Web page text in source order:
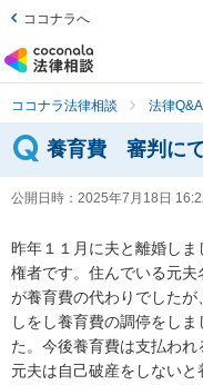
ココナラへ
ココナラ法律相談 法律Q&A
養育費 審判に
公開日時： 2025年7月18日
昨年１１月に夫と離婚し
権者です。住んでいる元
が養育費の代わりでした
しをし養育費の調停をし
た。今後養育費は支払われ
元夫は自己破産をしないと